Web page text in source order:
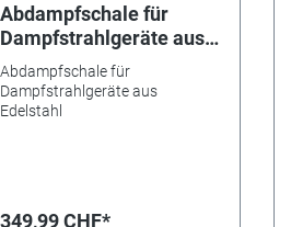
Abdampfschale für
Dampfstrahlgeräte aus
Edelstahl
Abdampfschale für
Dampfstrahlgeräte aus
Edelstahl
349,99 CHF*